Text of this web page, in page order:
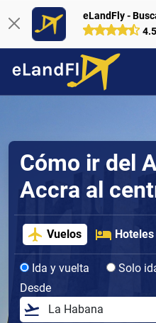
eLandFly -
4.5
Cómo ir del
Accra al
Vuelos Hoteles
Ida y vuelta Solo
Desde